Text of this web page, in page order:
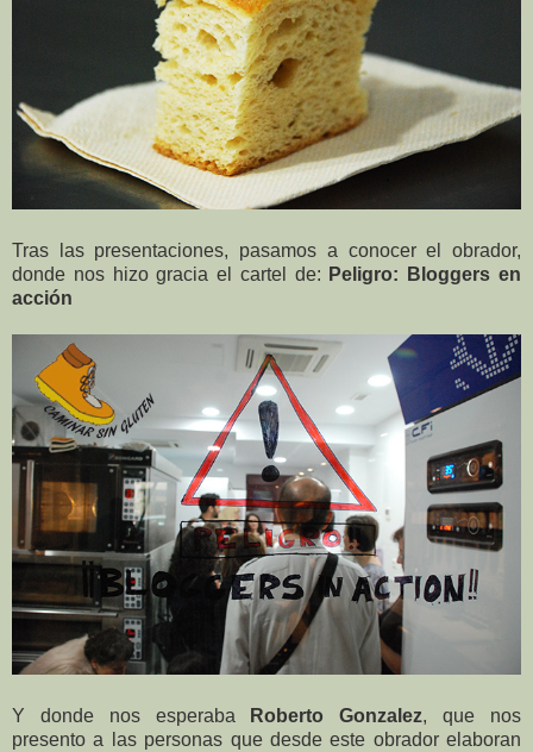
Tras las presentaciones, pasamos a conocer el obrador,
donde nos hizo gracia el cartel de: Peligro: Bloggers en
acción
Y donde nos esperaba Roberto Gonzalez, que nos
presento a las personas que desde este obrador elaboran